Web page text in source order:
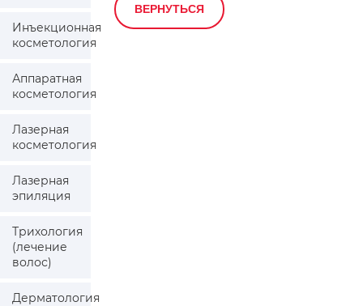
ВЕРНУТЬСЯ
Инъекционная
косметология
Аппаратная
косметология
Лазерная
косметология
Лазерная
эпиляция
Трихология
(лечение
волос)
Дерматология